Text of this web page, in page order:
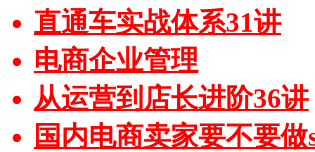
直通车实战体系31讲
电商企业管理
从运营到店长进阶36讲
国内电商卖家要不要做